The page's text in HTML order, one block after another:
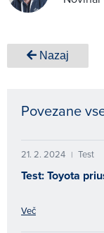
Nazaj
Povezane
21. 2. 2024 | Test
Test: Toyota
Več